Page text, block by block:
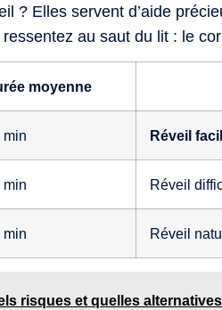
? Elles servent d’aide
au saut du lit : le
moyenne
min Réveil
min Réveil
min Réveil
risques et quelles